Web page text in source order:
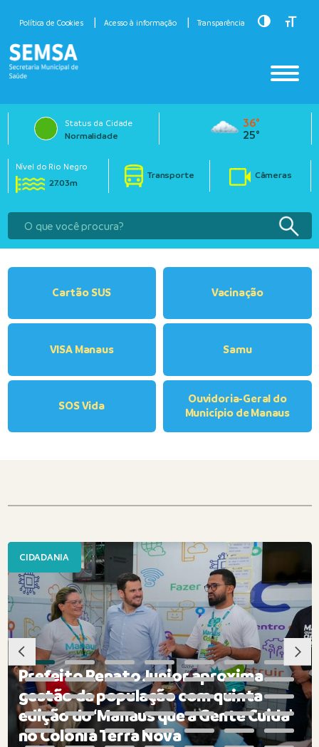
Política de Cookies Acesso à informação Transparência Toggle
Status da Cidade
Normalidade
36°
25°
Nível do Rio Negro
27.03m
Transporte Câmeras
Cartão SUS Vacinação
VISA Manaus Samu
SOS Vida
Ouvidoria-Geral do
Município de Manaus
CIDADANIA
Prefeito Renato Junior aproxima
gestão da população com quinta
edição do ‘Manaus que a Gente Cuida’
no Colônia Terra Nova